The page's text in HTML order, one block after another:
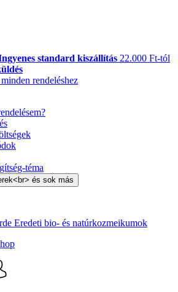
standard kiszállítás 22.000 Ft-tól
rendeléshez
téma
Eredeti bio- és natúrkozmeikumok